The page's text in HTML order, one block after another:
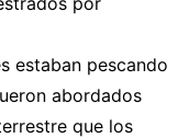
estaban pescando
abordados
que los